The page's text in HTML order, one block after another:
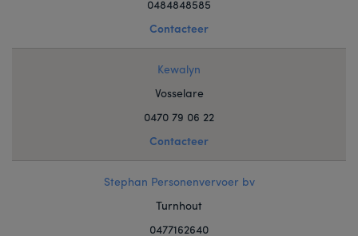
0484848585
Contacteer
Kewalyn
Vosselare
0470 79 06 22
Contacteer
Stephan Personenvervoer bv
Turnhout
0477162640